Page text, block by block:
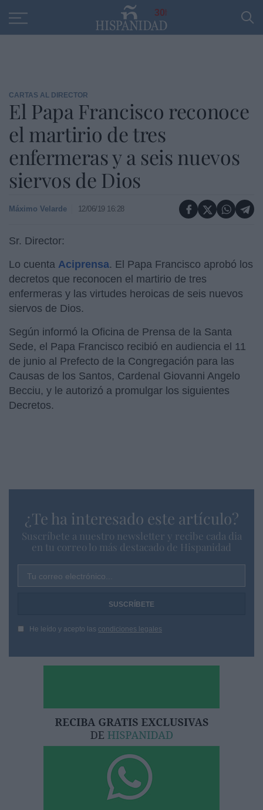
30
CARTAS AL DIRECTOR
El Papa Francisco reconoce
el martirio de tres
enfermeras y a seis nuevos
siervos de Dios
Máximo Velarde 12/06/19 16:28
Sr. Director:
Lo cuenta Aciprensa. El Papa Francisco aprobó los
decretos que reconocen el martirio de tres
enfermeras y las virtudes heroicas de seis nuevos
siervos de Dios.
Según informó la Oficina de Prensa de la Santa
Sede, el Papa Francisco recibió en audiencia el 11
de junio al Prefecto de la Congregación para las
Causas de los Santos, Cardenal Giovanni Angelo
Becciu, y le autorizó a promulgar los siguientes
Decretos.
¿Te ha interesado este artículo?
Suscríbete a nuestro newsletter y recibe cada dia
en tu correo lo más destacado de Hispanidad
Tu correo electrónico...
He leído y acepto las condiciones legales